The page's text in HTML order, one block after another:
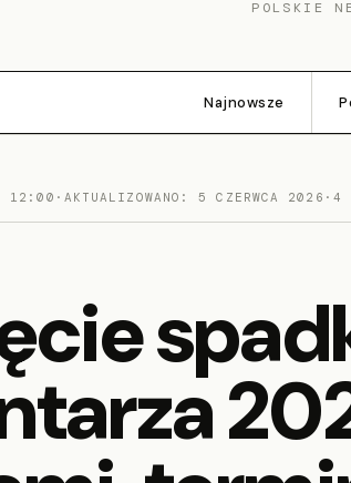
POLSKIE
Najnowsze
12:00 · AKTUALIZOWANO: 5 CZERWCA 2026 · 4